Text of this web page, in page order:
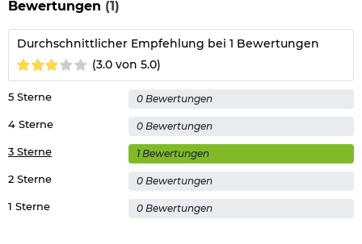
Bewertungen (1)
Durchschnittlicher Empfehlung bei 1 Bewertungen
(3.0 von 5.0)
1 Sterne 0 Bewertungen
2 Sterne 0 Bewertungen
3 Sterne 1 Bewertungen
4 Sterne 0 Bewertungen
5 Sterne 0 Bewertungen